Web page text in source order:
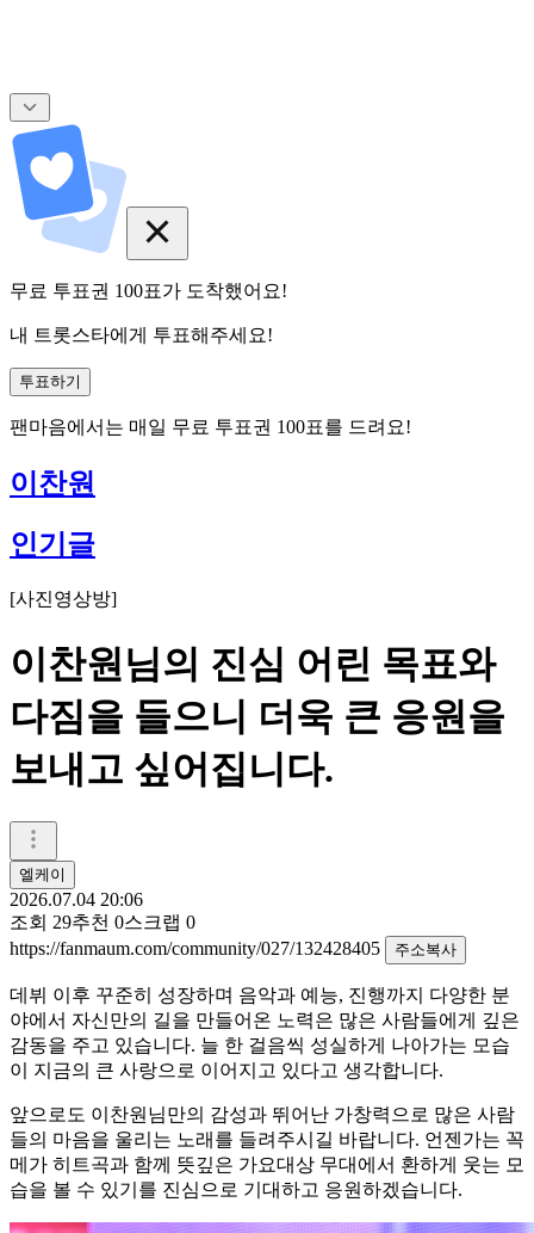
무료 투표권 100표가 도착했어요!
내 트롯스타에게 투표해주세요!
투표하기
팬마음에서는 매일 무료 투표권 100표를 드려요!
이찬원
인기글
[사진영상방]
이찬원님의 진심 어린 목표와
다짐을 들으니 더욱 큰 응원을
보내고 싶어집니다.
엘케이
2026.07.04 20:06
조회 29추천 0스크랩 0
https://fanmaum.com/community/027/132428405
주소복사
데뷔 이후 꾸준히 성장하며 음악과 예능, 진행까지 다양한 분
야에서 자신만의 길을 만들어온 노력은 많은 사람들에게 깊은
감동을 주고 있습니다. 늘 한 걸음씩 성실하게 나아가는 모습
이 지금의 큰 사랑으로 이어지고 있다고 생각합니다.
앞으로도 이찬원님만의 감성과 뛰어난 가창력으로 많은 사람
들의 마음을 울리는 노래를 들려주시길 바랍니다. 언젠가는 꼭
메가 히트곡과 함께 뜻깊은 가요대상 무대에서 환하게 웃는 모
습을 볼 수 있기를 진심으로 기대하고 응원하겠습니다.